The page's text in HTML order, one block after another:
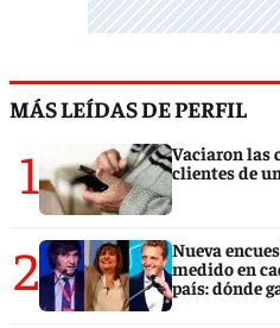
MÁS LEÍDAS DE PERFIL
1
Vaciaron las
clientes de
2
Nueva
medido en
país: dónde